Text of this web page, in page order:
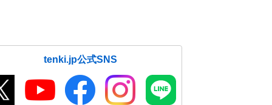
tenki.jp公式SNS